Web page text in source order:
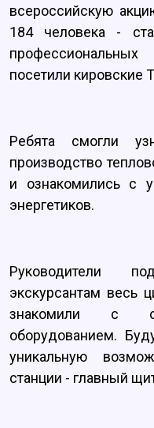
всероссийскую
184 человека -
посетили кировские
Ребята смогли
производство
и ознакомились с
энергетиков.
Руководители
экскурсантам весь
знакомили с
оборудованием.
уникальную
станции - главный